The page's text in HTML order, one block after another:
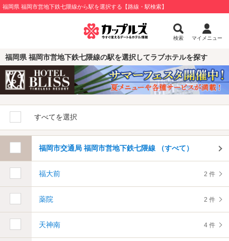
福岡県 福岡市営地下鉄七隈線から駅を選択する【路線・駅検索】
検索 マイメニュー
福岡県 福岡市営地下鉄七隈線の駅を選択してラブホテルを探す
すべてを選択
福岡市交通局 福岡市営地下鉄七隈線 （すべて）
福大前 2 件
薬院 2 件
天神南 4 件